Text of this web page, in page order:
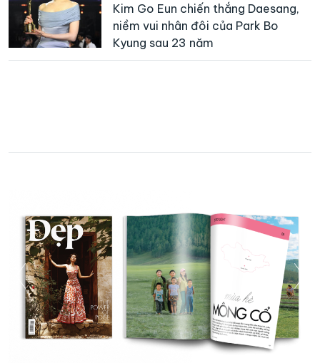
Kim Go Eun chiến thắng Daesang,
niềm vui nhân đôi của Park Bo
Kyung sau 23 năm